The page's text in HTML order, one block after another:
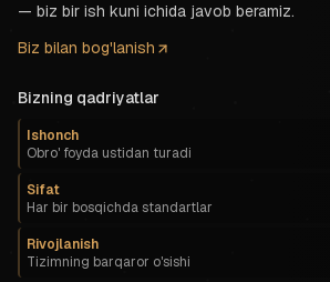
— biz bir ish kuni ichida javob beramiz.
Biz bilan bog'lanish
Bizning qadriyatlar
Ishonch
Obro' foyda ustidan turadi
Sifat
Har bir bosqichda standartlar
Rivojlanish
Tizimning barqaror o'sishi